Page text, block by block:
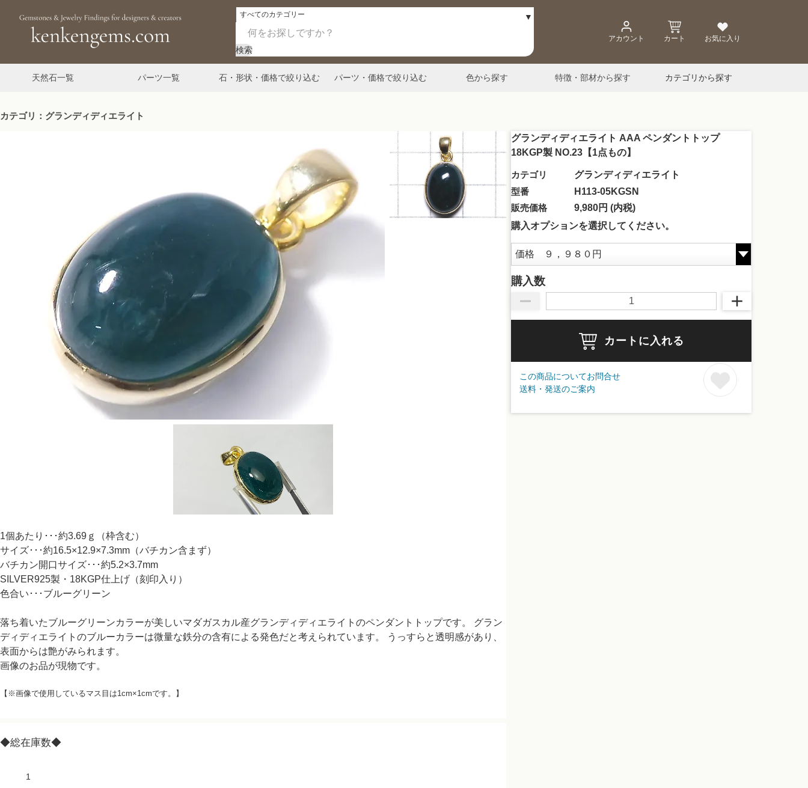
検索
アカウント カート お気に入り
天然石一覧 パーツ一覧 石・形状・価格で絞り込む パーツ・価格で絞り込む 色から探す 特徴・部材から探す カテゴリから探す
カテゴリ：グランディディエライト
グランディディエライト AAA ペンダントトップ
18KGP製 NO.23【1点もの】
カテゴリ
グランディディエライト
型番
H113-05KGSN
販売価格
9,980円 (内税)
購入オプションを選択してください。
購入数
カートに入れる
この商品についてお問合せ
送料・発送のご案内
1個あたり･･･約3.69ｇ（枠含む）
サイズ･･･約16.5×12.9×7.3mm（バチカン含まず）
バチカン開口サイズ･･･約5.2×3.7mm
SILVER925製・18KGP仕上げ（刻印入り）
色合い･･･ブルーグリーン
落ち着いたブルーグリーンカラーが美しいマダガスカル産グランディディエライトのペンダントトップです。 グラン
ディディエライトのブルーカラーは微量な鉄分の含有による発色だと考えられています。 うっすらと透明感があり、
表面からは艶がみられます。
画像のお品が現物です。
【※画像で使用しているマス目は1cm×1cmです。】
◆総在庫数◆
1